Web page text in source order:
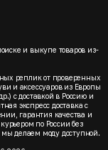
и выкупе товаров из-
реплик от проверенных
и аксессуаров из Европы
с доставкой в Россию и
экспресс доставка с
гарантия качества и
по России без
делаем моду доступной.